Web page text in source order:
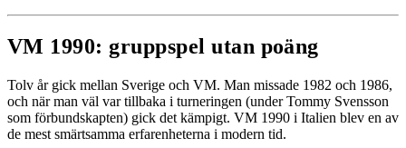
VM 1990: gruppspel utan poäng
Tolv år gick mellan Sverige och VM. Man missade 1982 och 1986,
och när man väl var tillbaka i turneringen (under Tommy Svensson
som förbundskapten) gick det kämpigt. VM 1990 i Italien blev en av
de mest smärtsamma erfarenheterna i modern tid.